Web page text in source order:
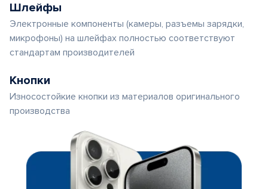
Шлейфы
Электронные компоненты (камеры, разъемы зарядки,
микрофоны) на шлейфах полностью соответствуют
стандартам производителей
Кнопки
Износостойкие кнопки из материалов оригинального
производства